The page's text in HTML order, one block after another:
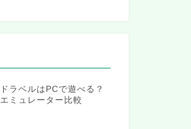
ドラベルはPCで遊べる？
エミュレーター比較